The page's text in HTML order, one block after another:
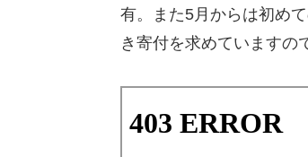
有。また5月からは初め
き寄付を求めていますの